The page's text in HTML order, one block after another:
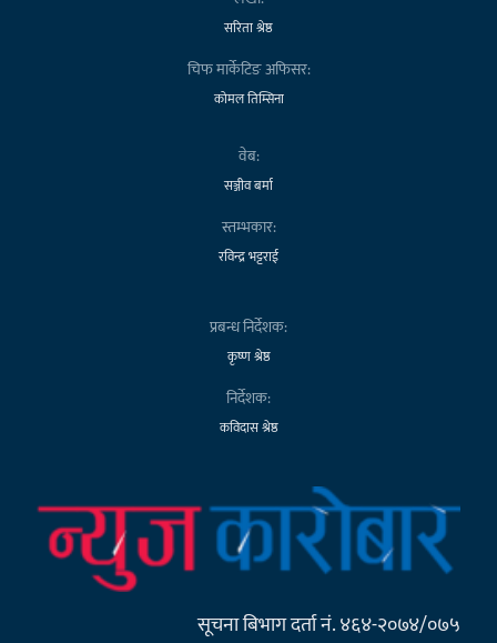
सरिता श्रेष्ठ
चिफ मार्केटिङ अफिसर:
कोमल तिम्सिना
वेब:
सञ्जीव बर्मा
स्तम्भकार:
रविन्द्र भट्टराई
प्रबन्ध निर्देशक:
कृष्ण श्रेष्ठ
निर्देशक:
कविदास श्रेष्ठ
सूचना बिभाग दर्ता नं. ४६४-२०७४/०७५